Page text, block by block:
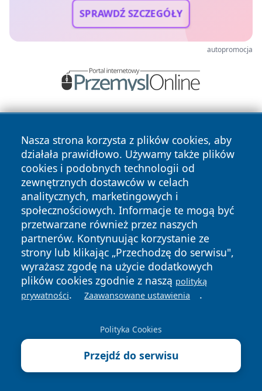
SPRAWDŹ SZCZEGÓŁY
autopromocja
Nasza strona korzysta z plików cookies, aby
działała prawidłowo. Używamy także plików
cookies i podobnych technologii od
zewnętrznych dostawców w celach
analitycznych, marketingowych i
społecznościowych. Informacje te mogą być
przetwarzane również przez naszych
partnerów. Kontynuując korzystanie ze
strony lub klikając „Przechodzę do serwisu",
wyrażasz zgodę na użycie dodatkowych
plików cookies zgodnie z naszą polityką
prywatności. Zaawansowane ustawienia .
Polityka Cookies
Przejdź do serwisu
Copyright © 2026 przemyslonline.pl Wszystkie prawa
zastrzeżone.
News Autorzy
Polityka
Prywatności
Polityka
Cookies